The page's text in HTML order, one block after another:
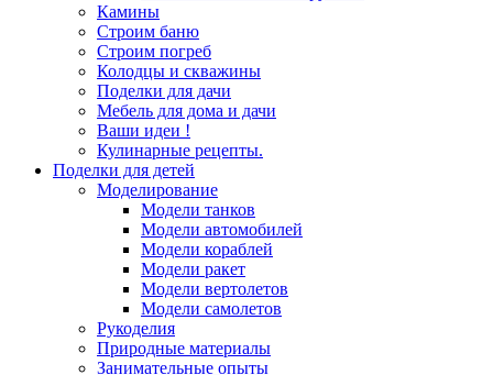
Камины
Строим баню
Строим погреб
Колодцы и скважины
Поделки для дачи
Мебель для дома и дачи
Ваши идеи !
Кулинарные рецепты.
Поделки для детей
Моделирование
Модели танков
Модели автомобилей
Модели кораблей
Модели ракет
Модели вертолетов
Модели самолетов
Рукоделия
Природные материалы
Занимательные опыты